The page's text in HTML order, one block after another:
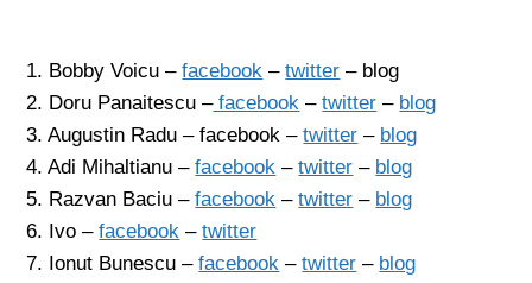
1. Bobby Voicu –facebook –twitter – blog
2. Doru Panaitescu –facebook –twitter – blog
3. Augustin Radu – facebook –twitter – blog
4. Adi Mihaltianu –facebook –twitter – blog
5. Razvan Baciu –facebook –twitter – blog
6. Ivo –facebook –twitter
7. Ionut Bunescu –facebook –twitter – blog